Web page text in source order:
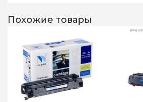
Похожие товары